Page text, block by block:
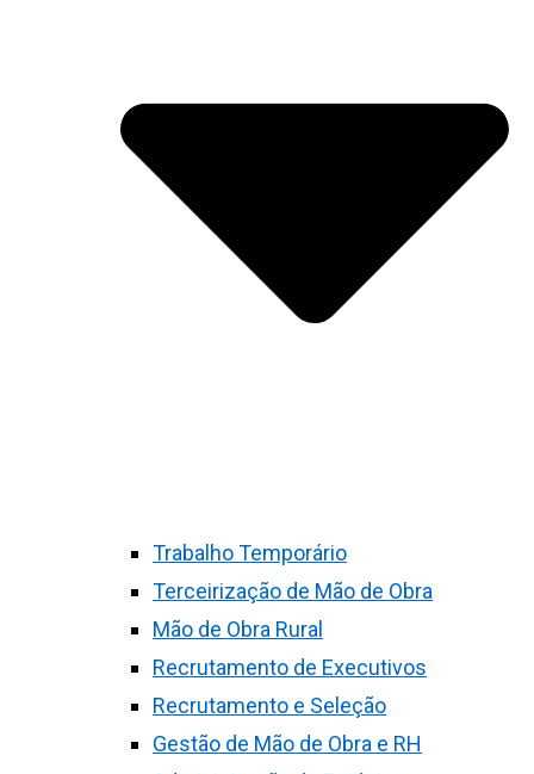
Trabalho Temporário
Terceirização de Mão de Obra
Mão de Obra Rural
Recrutamento de Executivos
Recrutamento e Seleção
Gestão de Mão de Obra e RH